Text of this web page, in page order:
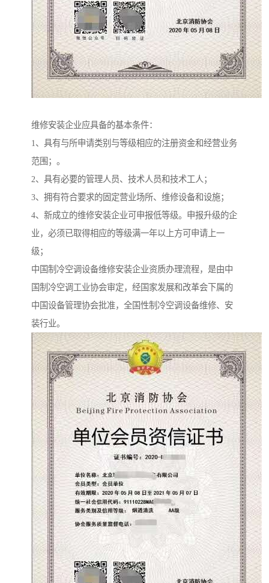
维修安装企业应具备的基本条件：
1、具有与所申请类别与等级相应的注册资金和经营业务
范围；。
2、具有必要的管理人员、技术人员和技术工人；
3、拥有符合要求的固定营业场所、维修设备和设施；
4、新成立的维修安装企业可申报低等级。申报升级的企
业，必须已取得相应的等级满一年以上方可申请上一
级；
中国制冷空调设备维修安装企业资质办理流程，是由中
国制冷空调工业协会审定，经国家发展和改革会下属的
中国设备管理协会批准，全国性制冷空调设备维修、安
装行业。